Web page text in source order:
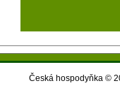
Česká hospodyňka ©